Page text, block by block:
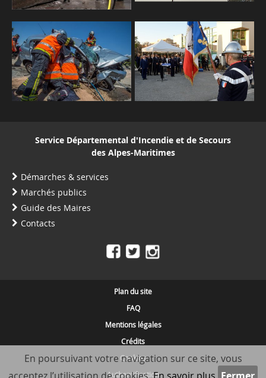
Service Départemental d'Incendie et de Secours
des Alpes-Maritimes
Démarches & services
Marchés publics
Guide des Maires
Contacts
Plan du site
FAQ
Mentions légales
Crédits
Cookies
Authentification
En poursuivant votre navigation sur ce site, vous